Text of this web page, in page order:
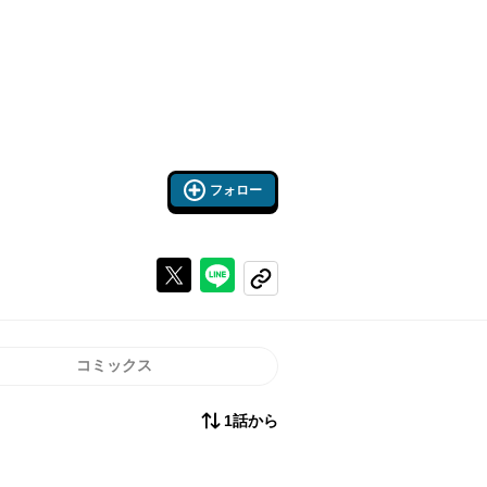
フォロー
Xで投稿するラインでシェアする
コピーする
コミックス
1話から